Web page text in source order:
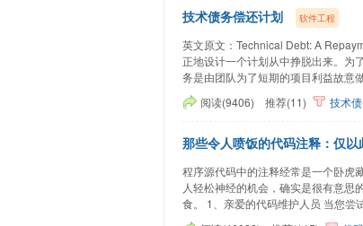
技术债务偿还计划 软件工程
英文原文：Technical Debt: A
正地设计一个计划从中挣脱出来。为
务是由团队为了短期的项目利益故意
阅读(9406)
推荐(11) 技术
那些令人喷饭的代码注释：仅以
程序源代码中的注释经常是一个卧虎
人轻松神经的机会，确实是很有意
食。 1、亲爱的代码维护人员 当您尝